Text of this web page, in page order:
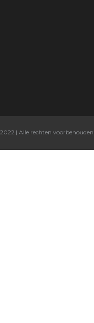
| Alle rechten voorbehouden